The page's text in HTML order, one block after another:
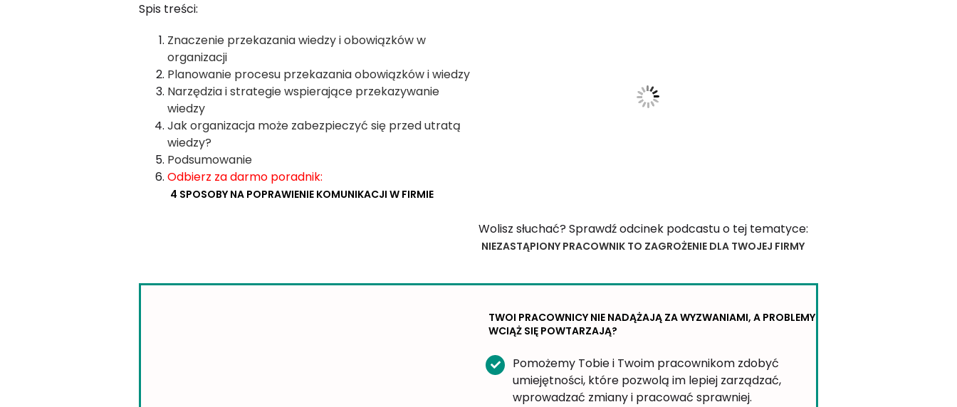
Spis treści:
Znaczenie przekazania wiedzy i obowiązków w
organizacji
Planowanie procesu przekazania obowiązków i wiedzy
Narzędzia i strategie wspierające przekazywanie
wiedzy
Jak organizacja może zabezpieczyć się przed utratą
wiedzy?
Podsumowanie
Odbierz za darmo poradnik:
4 SPOSOBY NA POPRAWIENIE KOMUNIKACJI W FIRMIE
Wolisz słuchać? Sprawdź odcinek podcastu o tej tematyce:
NIEZASTĄPIONY PRACOWNIK TO ZAGROŻENIE DLA TWOJEJ FIRMY
TWOI PRACOWNICY NIE NADĄŻAJĄ ZA WYZWANIAMI, A PROBLEMY
WCIĄŻ SIĘ POWTARZAJĄ?
Pomożemy Tobie i Twoim pracownikom zdobyć
umiejętności, które pozwolą im lepiej zarządzać,
wprowadzać zmiany i pracować sprawniej.